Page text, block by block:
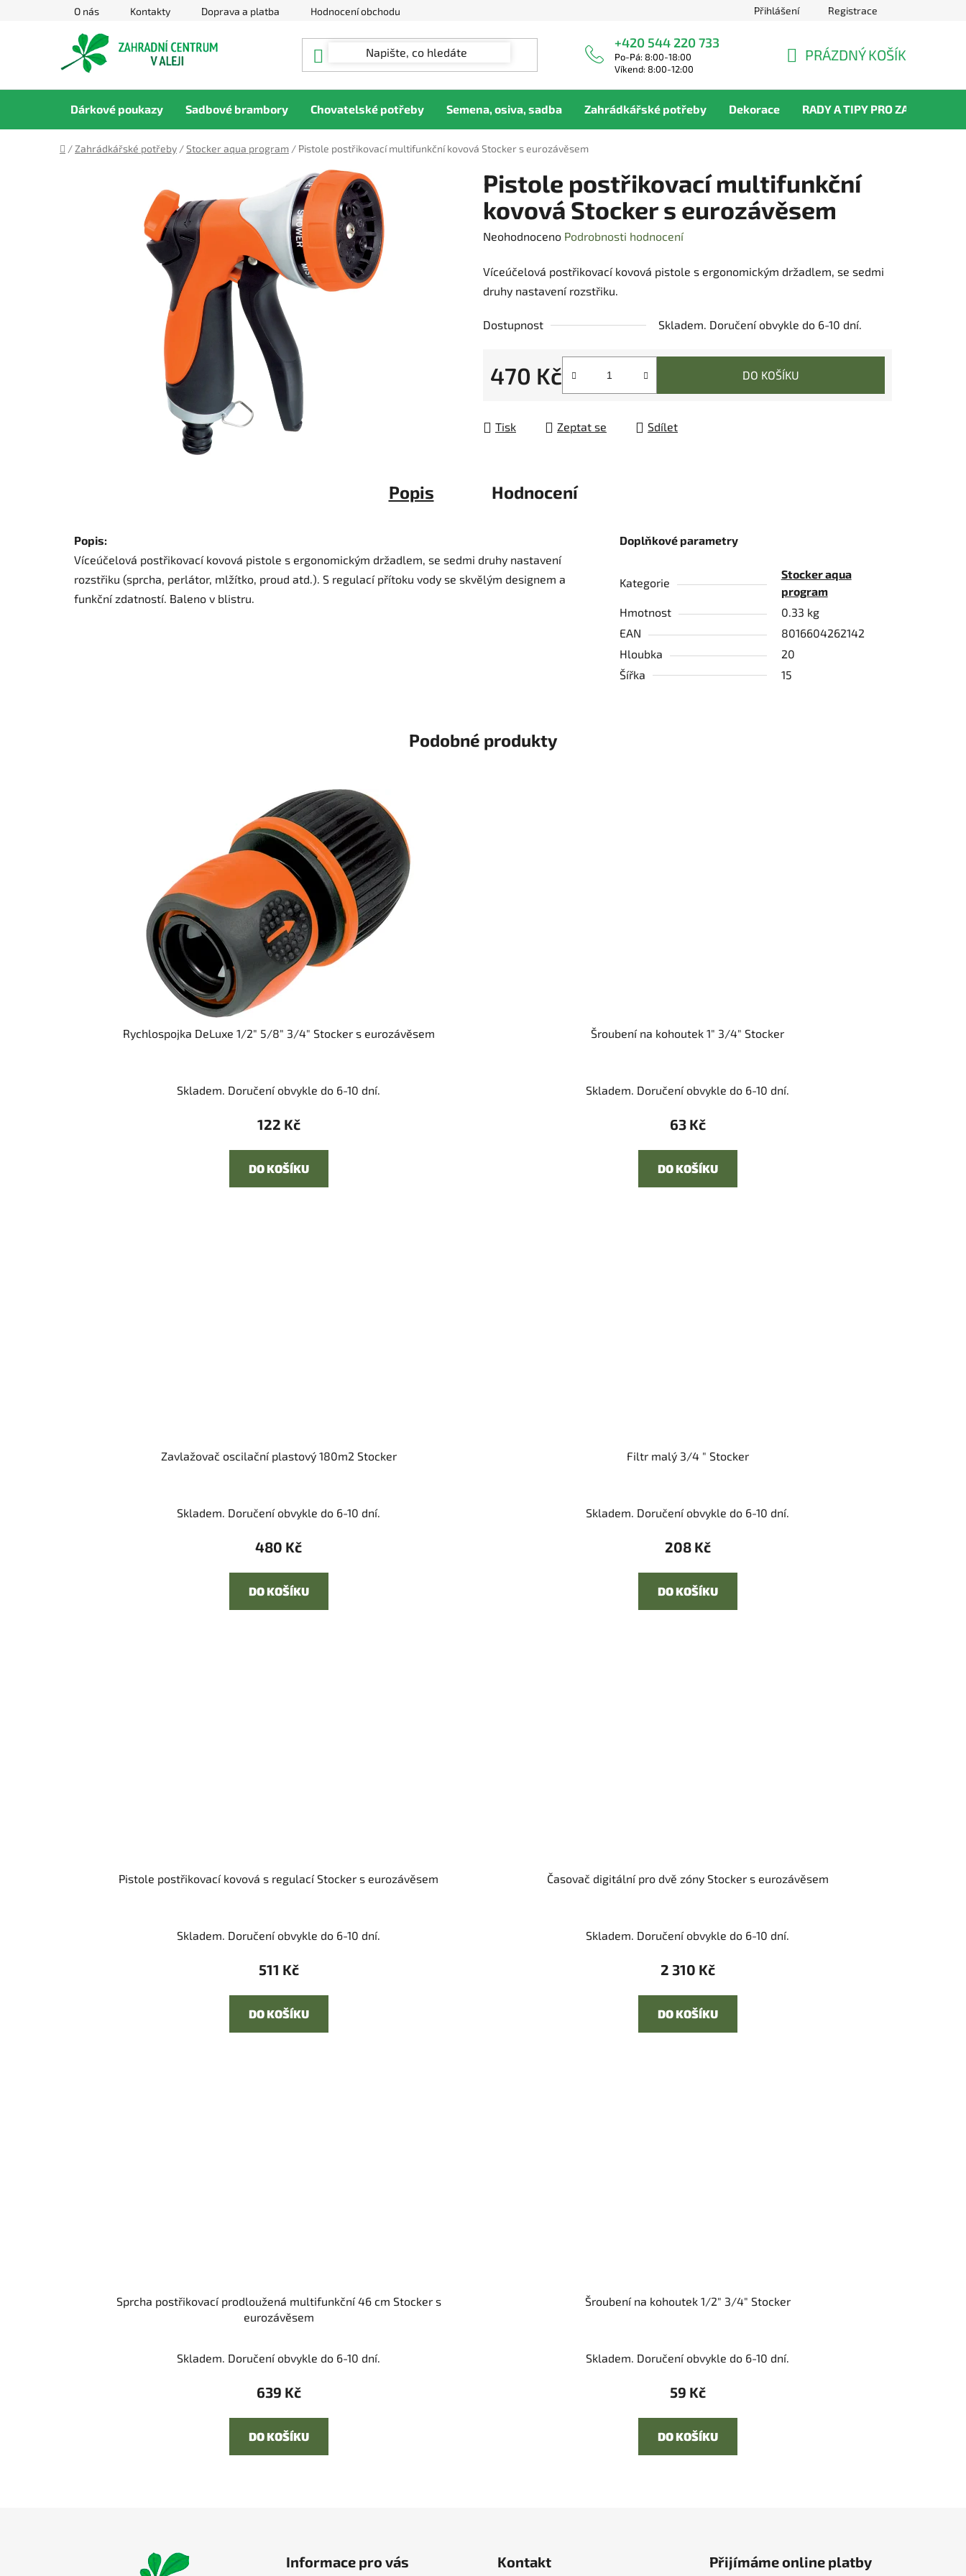
O nás Kontakty Doprava a platba Hodnocení obchodu Přihlášení Registrace
+420 544 220 733
Po-Pá: 8:00-18:00
Víkend: 8:00-12:00
KOŠÍK
PRÁZDNÝ KOŠÍK
Dárkové poukazy Sadbové brambory Chovatelské potřeby Semena, osiva, sadba Zahrádkářské potřeby Dekorace RADY A TIPY PRO ZAHRADNÍKY
Domů
/ Zahrádkářské potřeby /Stocker aqua program / Pistole postřikovací multifunkční kovová Stocker s eurozávěsem
Pistole postřikovací multifunkční
kovová Stocker s eurozávěsem
Průměrné
produktu
je
z
hvězdiček.
Neohodnoceno Podrobnosti hodnocení
Víceúčelová postřikovací kovová pistole s ergonomickým držadlem, se sedmi
druhy nastavení rozstřiku.
Dostupnost Skladem. Doručení obvykle do 6-10 dní.
470 Kč DO KOŠÍKU
Tisk Zeptat se Sdílet
Popis Hodnocení
Popis:
Víceúčelová postřikovací kovová pistole s ergonomickým držadlem, se sedmi druhy nastavení
rozstřiku (sprcha, perlátor, mlžítko, proud atd.). S regulací přítoku vody se skvělým designem a
funkční zdatností. Baleno v blistru.
Doplňkové parametry
Kategorie
Stocker aqua
program
Hmotnost
0.33 kg
EAN
8016604262142
Hloubka
20
Šířka
15
Podobné produkty
Rychlospojka DeLuxe 1/2" 5/8" 3/4" Stocker s eurozávěsem
Skladem. Doručení obvykle do 6-10 dní.
122 Kč
DO KOŠÍKU
Šroubení na kohoutek 1" 3/4" Stocker
Skladem. Doručení obvykle do 6-10 dní.
63 Kč
DO KOŠÍKU
Zavlažovač oscilační plastový 180m2 Stocker
Skladem. Doručení obvykle do 6-10 dní.
480 Kč
DO KOŠÍKU
Filtr malý 3/4 " Stocker
Skladem. Doručení obvykle do 6-10 dní.
208 Kč
DO KOŠÍKU
Pistole postřikovací kovová s regulací Stocker s eurozávěsem
Skladem. Doručení obvykle do 6-10 dní.
511 Kč
DO KOŠÍKU
Časovač digitální pro dvě zóny Stocker s eurozávěsem
Skladem. Doručení obvykle do 6-10 dní.
2 310 Kč
DO KOŠÍKU
Sprcha postřikovací prodloužená multifunkční 46 cm Stocker s
eurozávěsem
Skladem. Doručení obvykle do 6-10 dní.
639 Kč
DO KOŠÍKU
Šroubení na kohoutek 1/2" 3/4" Stocker
Skladem. Doručení obvykle do 6-10 dní.
59 Kč
DO KOŠÍKU
Informace pro vás Kontakt Přijímáme online platby